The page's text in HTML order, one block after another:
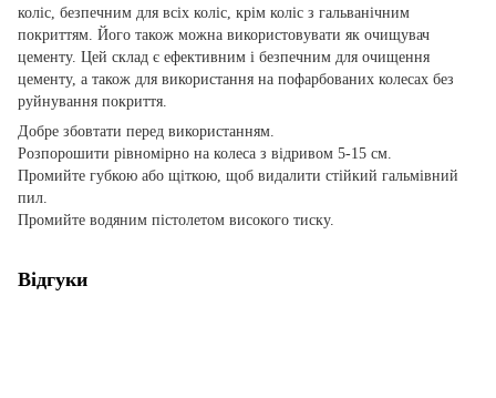
коліс, безпечним для всіх коліс, крім коліс з гальванічним
покриттям. Його також можна використовувати як очищувач
цементу. Цей склад є ефективним і безпечним для очищення
цементу, а також для використання на пофарбованих колесах без
руйнування покриття.
Добре збовтати перед використанням.
Розпорошити рівномірно на колеса з відривом 5-15 см.
Промийте губкою або щіткою, щоб видалити стійкий гальмівний
пил.
Промийте водяним пістолетом високого тиску.
Відгуки